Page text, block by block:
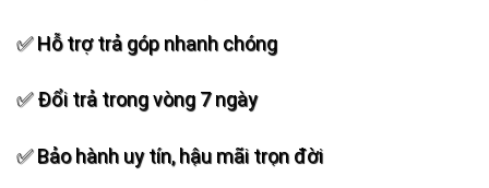
✅ Hỗ trợ trả góp nhanh chóng
✅ Đổi trả trong vòng 7 ngày
✅ Bảo hành uy tín, hậu mãi trọn đời